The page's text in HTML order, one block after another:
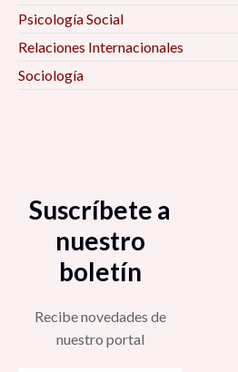
Psicología Social
Relaciones Internacionales
Sociología
Suscríbete a
nuestro
boletín
Recibe novedades de
nuestro portal